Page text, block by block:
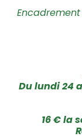
Encadrement :
Du lundi 24
16 € la